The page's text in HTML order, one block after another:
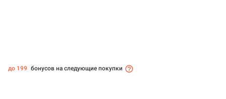
до 199 бонусов на следующие покупки